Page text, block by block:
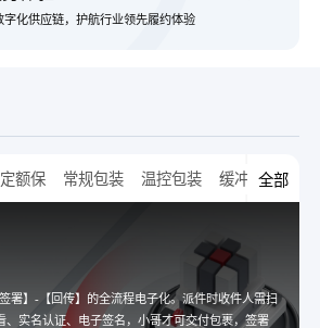
字化供应链，护航行业领先履约体验
定额保 常规包装 温控包装 缓冲包装
全部
署】-【回传】的全流程电子化。派件时收件人需扫
、实名认证、电子签名，小哥才可交付包裹，签署